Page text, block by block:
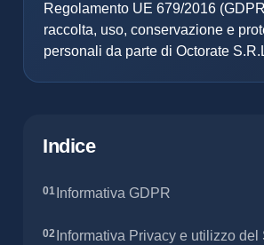
Regolamento UE 679/2016
raccolta, uso, conservazione e
personali da parte di Octorate
Indice
Informativa GDPR
Informativa Privacy e utilizzo del